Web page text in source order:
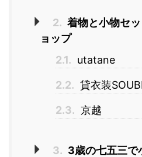
2. 着物と小物セ
ョップ
2.1. utatane
2.2. 貸衣装
2.3. 京越
3. 3歳の七五三で